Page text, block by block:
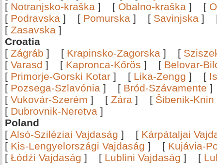
[ Notranjsko-kraška ] [ Obalno-kraška ] [
[ Podravska ] [ Pomurska ] [ Savinjska ]
[ Zasavska ]
Croatia
[ Zágráb ] [ Krapinsko-Zagorska ] [
[ Varasd ] [ Kapronca-Kőrös ] [ Belovar-
[ Primorje-Gorski Kotar ] [ Lika-Zengg ] [
[ Pozsega-Szlavónia ] [ Bród-Szávamente
[ Vukovár-Szerém ] [ Zára ] [ Šibenik-Knin
[ Dubrovnik-Neretva ]
Poland
[ Alsó-Sziléziai Vajdaság ] [ Kárpátaljai
[ Kis-Lengyelországi Vajdaság ] [ Kujávia-
[ Łódźi Vajdaság ] [ Lublini Vajdaság ] [